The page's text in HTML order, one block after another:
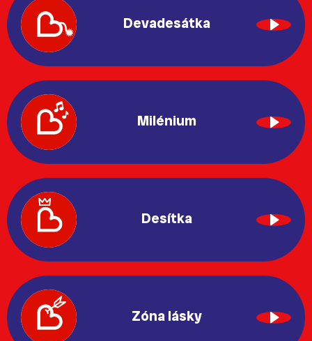
Devadesátka
Milénium
Desítka
Zóna lásky